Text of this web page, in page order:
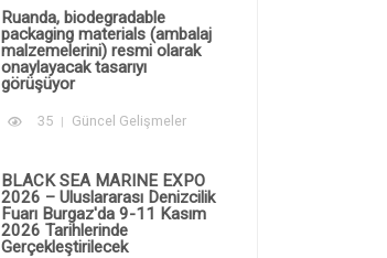
Ruanda, biodegradable
packaging materials (ambalaj
malzemelerini) resmi olarak
onaylayacak tasarıyı
görüşüyor
35 Güncel Gelişmeler
BLACK SEA MARINE EXPO
2026 – Uluslararası Denizcilik
Fuarı Burgaz'da 9-11 Kasım
2026 Tarihlerinde
Gerçekleştirilecek